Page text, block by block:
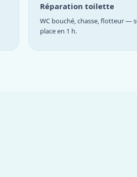
Réparation toilette
WC bouché, chasse, flotteur —
place en 1 h.